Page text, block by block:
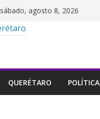
sábado, agosto 8, 2026
QUERÉTARO POLÍTICA